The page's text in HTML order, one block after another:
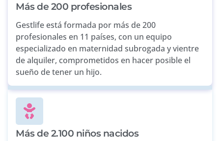
Más de 200 profesionales
Gestlife está formada por más de 200
profesionales en 11 países, con un equipo
especializado en maternidad subrogada y vientre
de alquiler, comprometidos en hacer posible el
sueño de tener un hijo.
Más de 2.100 niños nacidos